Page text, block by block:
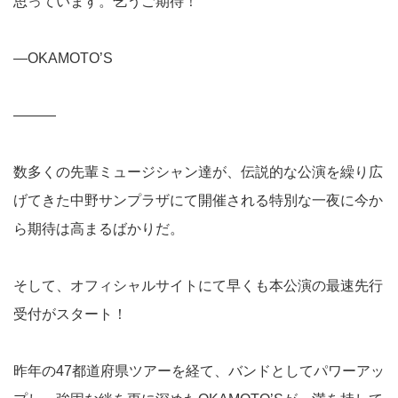
―OKAMOTO’S
―――
数多くの先輩ミュージシャン達が、伝説的な公演を繰り広
げてきた中野サンプラザにて開催される特別な一夜に今か
ら期待は高まるばかりだ。
そして、オフィシャルサイトにて早くも本公演の最速先行
受付がスタート！
昨年の47都道府県ツアーを経て、バンドとしてパワーアッ